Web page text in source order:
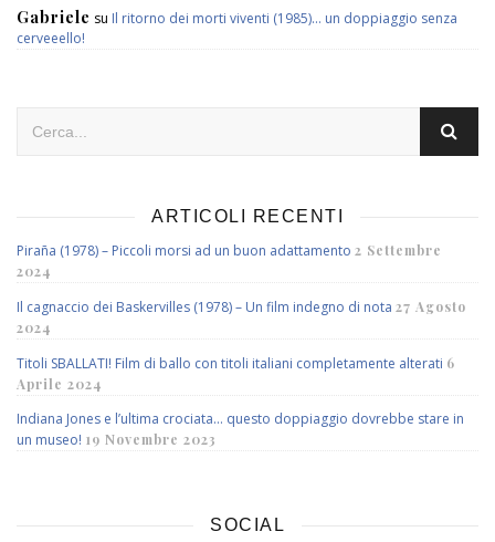
Gabriele su Il ritorno dei morti viventi (1985)… un doppiaggio senza
cerveeello!
ARTICOLI RECENTI
Piraña (1978) – Piccoli morsi ad un buon adattamento 2 Settembre
2024
Il cagnaccio dei Baskervilles (1978) – Un film indegno di nota 27 Agosto
2024
Titoli SBALLATI! Film di ballo con titoli italiani completamente alterati 6
Aprile 2024
Indiana Jones e l’ultima crociata… questo doppiaggio dovrebbe stare in
un museo! 19 Novembre 2023
SOCIAL